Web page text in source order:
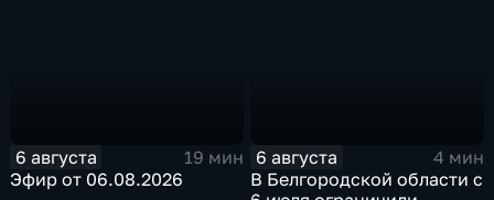
6 августа
19 мин
Эфир от 06.08.2026
6 августа
4 мин
В Белгородской области с